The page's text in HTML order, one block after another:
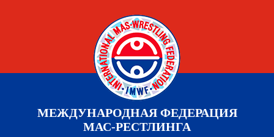
МЕЖДУНАРОДНАЯ ФЕДЕРАЦИЯ
МАС-РЕСТЛИНГА